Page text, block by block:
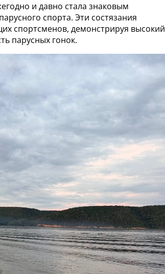
и давно стала знаковым
спорта. Эти состязания
спортсменов, демонстрируя высокий
парусных гонок.